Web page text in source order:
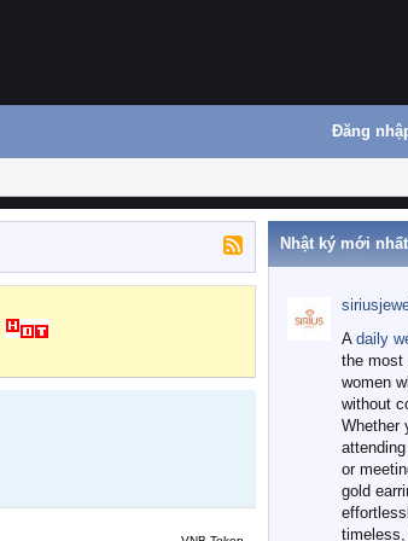
Đăng
Nhật ký mới nhất
A daily
the most
women
without
Whether
or
gold
timeless,